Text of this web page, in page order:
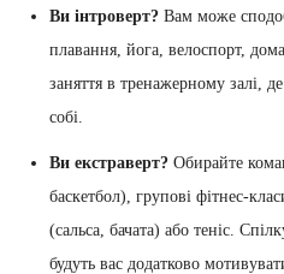
Ви інтроверт? Вам може
плавання, йога, велоспорт,
заняття в тренажерному залі,
собі.
Ви екстраверт? Обирайте
баскетбол), групові фітнес-
(сальса, бачата) або теніс.
будуть вас додатково